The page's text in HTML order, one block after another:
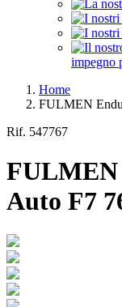
impegno
Home
FULMEN
Rif. 547767
FULMEN
Auto F7